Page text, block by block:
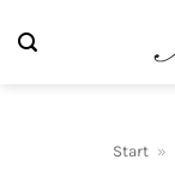
Inhalt
Start »